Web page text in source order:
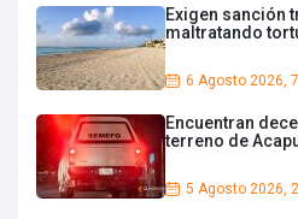
Exigen sanción
maltratando
6 Agosto 2026,
Encuentran
terreno de
5 Agosto 2026,